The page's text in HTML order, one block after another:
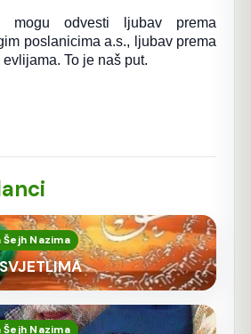
mogu odvesti ljubav prema
poslanicima a.s., ljubav prema
To je naš put.
Nazima
Nazima